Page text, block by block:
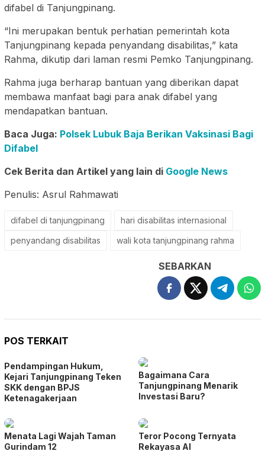
difabel di Tanjungpinang.
“Ini merupakan bentuk perhatian pemerintah kota
Tanjungpinang kepada penyandang disabilitas,” kata
Rahma, dikutip dari laman resmi Pemko Tanjungpinang.
Rahma juga berharap bantuan yang diberikan dapat
membawa manfaat bagi para anak difabel yang
mendapatkan bantuan.
Baca Juga: Polsek Lubuk Baja Berikan Vaksinasi Bagi
Difabel
Cek Berita dan Artikel yang lain di Google News
Penulis: Asrul Rahmawati
difabel di tanjungpinang
hari disabilitas internasional
penyandang disabilitas
wali kota tanjungpinang rahma
SEBARKAN
POS TERKAIT
Pendampingan Hukum,
Kejari Tanjungpinang Teken
SKK dengan BPJS
Ketenagakerjaan
Bagaimana Cara
Tanjungpinang Menarik
Investasi Baru?
Menata Lagi Wajah Taman
Gurindam 12
Teror Pocong Ternyata
Rekayasa AI